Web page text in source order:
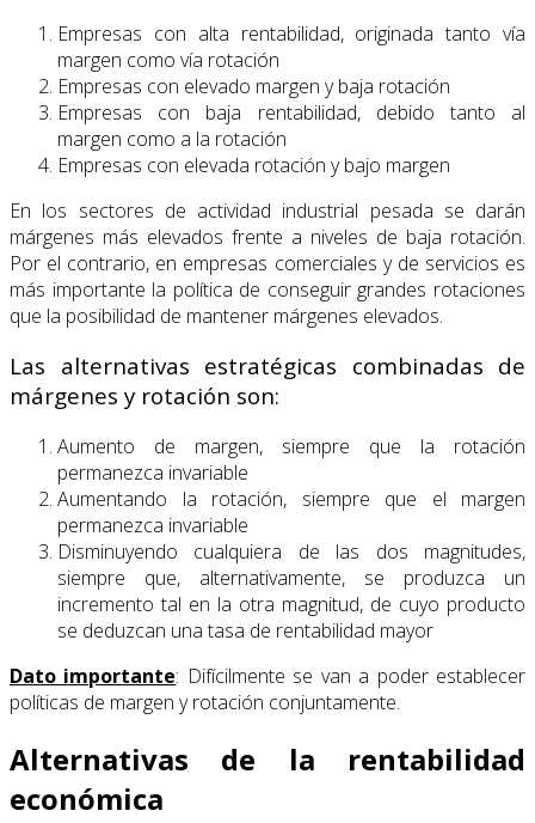
Empresas con alta rentabilidad, originada tanto vía
margen como vía rotación
Empresas con elevado margen y baja rotación
Empresas con baja rentabilidad, debido tanto al
margen como a la rotación
Empresas con elevada rotación y bajo margen
En los sectores de actividad industrial pesada se darán
márgenes más elevados frente a niveles de baja rotación.
Por el contrario, en empresas comerciales y de servicios es
más importante la política de conseguir grandes rotaciones
que la posibilidad de mantener márgenes elevados.
Las alternativas estratégicas combinadas de
márgenes y rotación son:
Aumento de margen, siempre que la rotación
permanezca invariable
Aumentando la rotación, siempre que el margen
permanezca invariable
Disminuyendo cualquiera de las dos magnitudes,
siempre que, alternativamente, se produzca un
incremento tal en la otra magnitud, de cuyo producto
se deduzcan una tasa de rentabilidad mayor
Dato importante: Difícilmente se van a poder establecer
políticas de margen y rotación conjuntamente.
Alternativas de la rentabilidad
económica